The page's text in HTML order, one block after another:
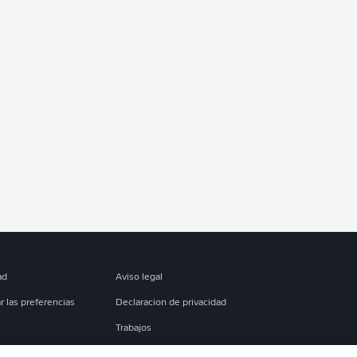
Aviso legal
las preferencias Declaracion de privacidad
Trabajos